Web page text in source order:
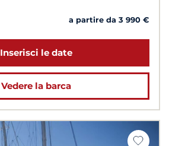
a partire da 3 990 €
Inserisci le date
Vedere la barca